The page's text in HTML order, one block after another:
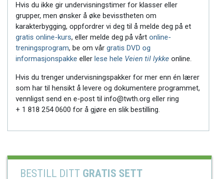
BESTILL DITT GRATIS SETT
Hvis du ikke gir undervisningstimer for klasser eller
grupper, men ønsker å øke bevisstheten om
karakterbygging, oppfordrer vi deg til å melde deg på et
gratis online-kurs, eller melde deg på vårt online-
treningsprogram, be om vår gratis DVD og
informasjonspakke eller lese hele Veien til lykke online.
Hvis du trenger undervisningspakker for mer enn én lærer
som har til hensikt å levere og dokumentere programmet,
vennligst send en e-post til info@twth.org eller ring
+ 1 818 254 0600 for å gjøre en slik bestilling.